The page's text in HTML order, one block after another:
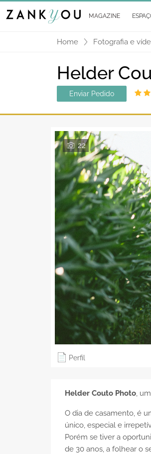
MAGAZINE
Home Fotografia e
Helder
Enviar Pedido
22
Perfil
Helder Couto Photo,
O dia de casamento, é
único, especial e
Porém se tiver a
de 30 anos, a folhear o